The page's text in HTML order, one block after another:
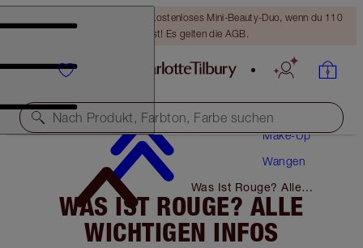
LETZTE CHANCE! Erhalte ein kostenloses Mini-Beauty-Duo, wenn du 110
€ ausgibst! Es gelten die AGB.
Nach Produkt, Farbton, Farbe suchen
Make-Up
Wangen
Was Ist Rouge? Alle
Wichtigen Infos
WAS IST ROUGE? ALLE
WICHTIGEN INFOS